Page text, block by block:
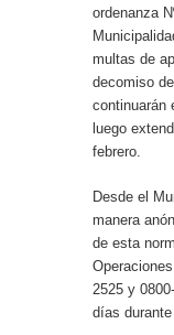
ordenanza
multas de
decomiso
continuarán
luego
febrero.
Desde el
manera
de esta
2525 y
días